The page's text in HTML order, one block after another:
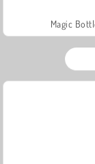
Magic